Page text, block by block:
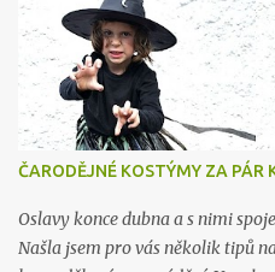
odpočívám! Hnízdo je hotové,
vás návod i s nákresem. Co
ideálně bez elastanu - když
tak 1 metr od každé barvy nebo
jsem použila duté vlákno v kuse,
0,5 m tenkého molitanu (nebo
nákres a střih na papír. Já jsem
výsled...
ČARODĚJNÉ KOSTÝMY ZA PÁR
Oslavy konce dubna a s nimi
Našla jsem pro vás několik tipů